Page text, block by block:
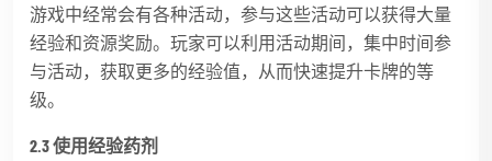
游戏中经常会有各种活动，参与这些活动可以获得大量
经验和资源奖励。玩家可以利用活动期间，集中时间参
与活动，获取更多的经验值，从而快速提升卡牌的等
级。
2.3 使用经验药剂